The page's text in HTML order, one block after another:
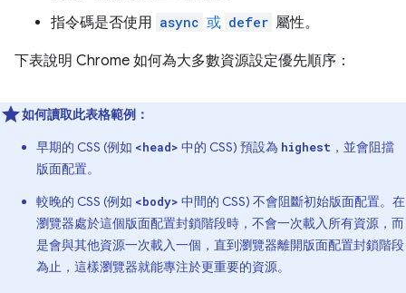
指令碼是否使用 async 或 defer 屬性。
下表說明 Chrome 如何為大多數資源設定優先順序：
如何讀取此表格範例：
早期的 CSS (例如 <head> 中的 CSS) 預設為 highest ，並會阻擋
版面配置。
較晚的 CSS (例如 <body> 中間的 CSS) 不會阻斷初始版面配置。在
瀏覽器處於這個版面配置封鎖階段時，不會一次載入所有資源，而
是會與其他資源一次載入一個，直到瀏覽器離開版面配置封鎖階段
為止，這樣瀏覽器就能專注於更重要的資源。